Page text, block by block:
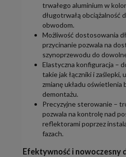
trwałego aluminium w
długotrwałą obciążalność
obwodom.
Możliwość dostosowania
przycinanie pozwala na
szynoprzewodu do
Elastyczna konfiguracja –
takie jak łączniki i zaślepki,
zmianę układu oświetlenia
demontażu.
Precyzyjne sterowanie –
pozwala na kontrolę nad
reflektorami poprzez
fazach.
Efektywność i nowoczesny